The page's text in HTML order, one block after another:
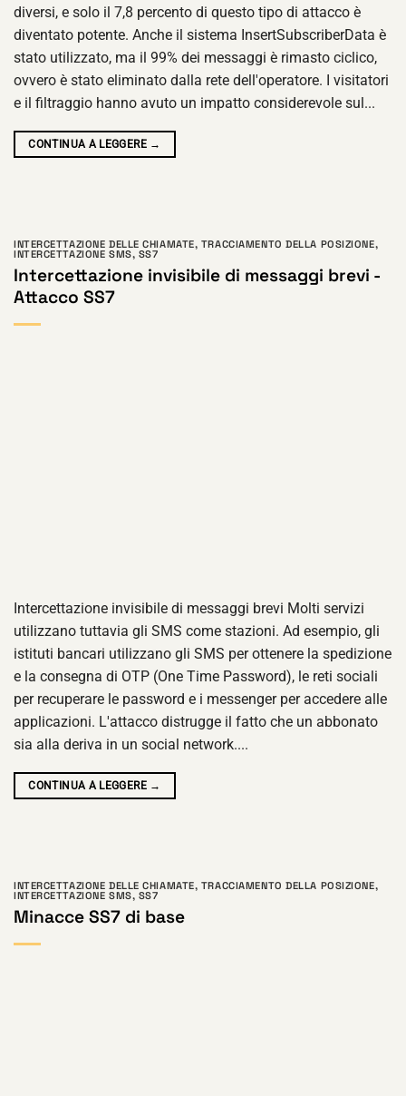
diversi, e solo il 7,8 percento di questo tipo di attacco è
diventato potente. Anche il sistema InsertSubscriberData è
stato utilizzato, ma il 99% dei messaggi è rimasto ciclico,
ovvero è stato eliminato dalla rete dell'operatore. I visitatori
e il filtraggio hanno avuto un impatto considerevole sul...
CONTINUA A LEGGERE →
INTERCETTAZIONE DELLE CHIAMATE, TRACCIAMENTO DELLA POSIZIONE,
INTERCETTAZIONE SMS, SS7
Intercettazione invisibile di messaggi brevi -
Attacco SS7
Intercettazione invisibile di messaggi brevi Molti servizi
utilizzano tuttavia gli SMS come stazioni. Ad esempio, gli
istituti bancari utilizzano gli SMS per ottenere la spedizione
e la consegna di OTP (One Time Password), le reti sociali
per recuperare le password e i messenger per accedere alle
applicazioni. L'attacco distrugge il fatto che un abbonato
sia alla deriva in un social network....
CONTINUA A LEGGERE →
INTERCETTAZIONE DELLE CHIAMATE, TRACCIAMENTO DELLA POSIZIONE,
INTERCETTAZIONE SMS, SS7
Minacce SS7 di base